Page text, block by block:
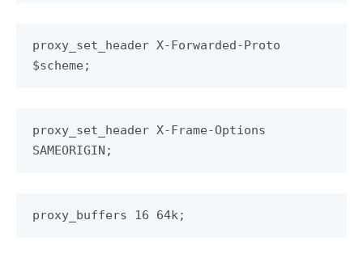
proxy_set_header X-Forwarded-Proto
$scheme;
proxy_set_header X-Frame-Options
SAMEORIGIN;
proxy_buffers 16 64k;